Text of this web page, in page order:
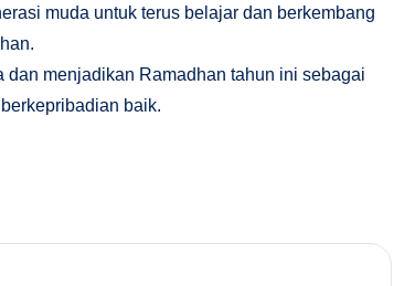
muda untuk terus belajar dan berkembang
menjadikan Ramadhan tahun ini sebagai
baik.